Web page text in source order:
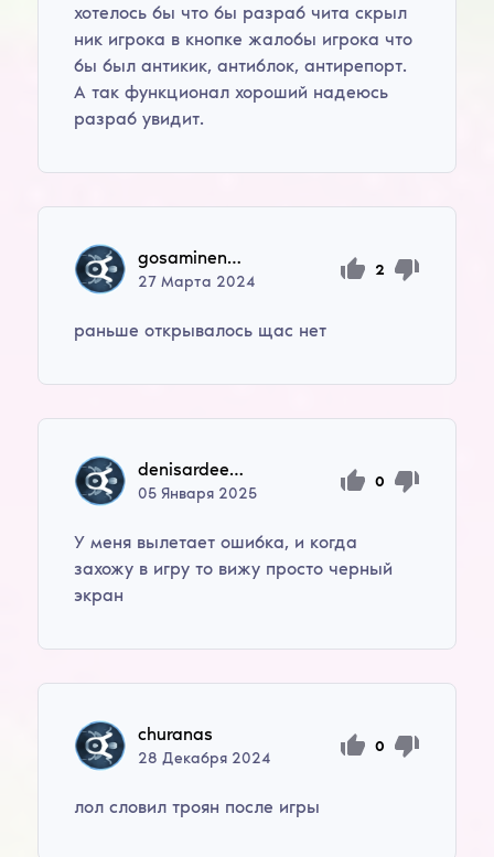
хотелось бы что бы разраб чита скрыл
ник игрока в кнопке жалобы игрока что
бы был антикик, антиблок, антирепорт.
А так функционал хороший надеюсь
разраб увидит.
gosaminenkov
27Марта 2024
2
раньше открывалось щас нет
denisardeev85
05Января 2025
0
У меня вылетает ошибка, и когда
захожу в игру то вижу просто черный
экран
churanas
28Декабря 2024
0
лол словил троян после игры